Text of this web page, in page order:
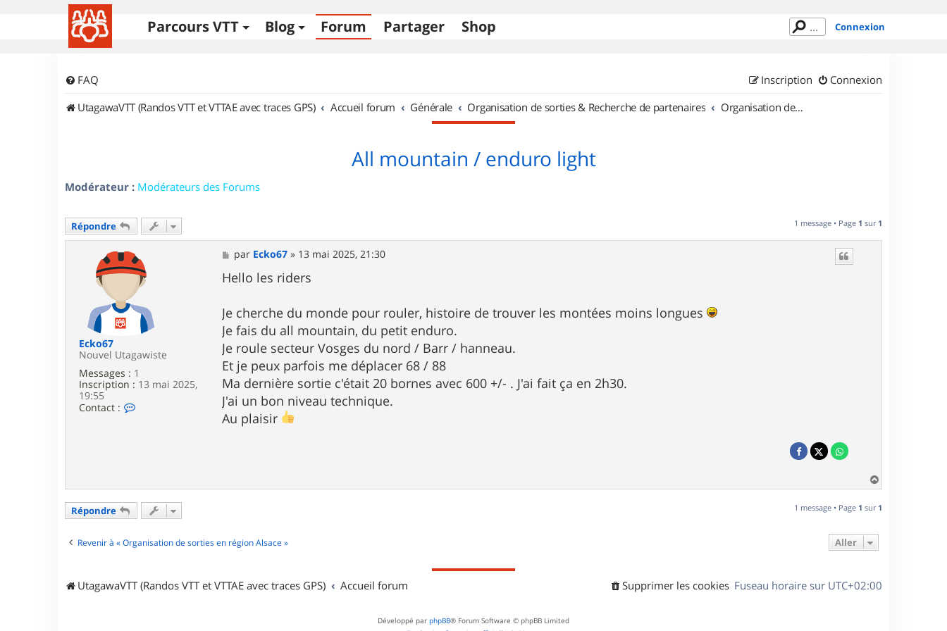
Parcours VTT Blog Forum Partager Shop Connexion
FAQ Connexion
Inscription
UtagawaVTT (Randos VTT et VTTAE avec traces GPS)
Accueil forum Générale Organisation de sorties & Recherche de partenaires Organisation de sorties en région Alsace
All mountain / enduro light
Modérateur : Modérateurs des Forums
Répondre 1 message • Page 1 sur 1
Ecko67
Nouvel Utagawiste
Messages : 1
Inscription : 13 mai 2025,
19:55
Contact :
E
c
o
M
e
s
s
g
e
par Ecko67 » 13 mai 2025, 21:30
Hello les riders
Je cherche du monde pour rouler, histoire de trouver les montées moins longues
Je fais du all mountain, du petit enduro.
Je roule secteur Vosges du nord / Barr / hanneau.
Et je peux parfois me déplacer 68 / 88
Ma dernière sortie c'était 20 bornes avec 600 +/- . J'ai fait ça en 2h30.
J'ai un bon niveau technique.
Au plaisir
a
t
Répondre 1 message • Page 1 sur 1
Revenir à « Organisation de sorties en région Alsace » Aller
UtagawaVTT (Randos VTT et VTTAE avec traces GPS) Accueil forum Fuseau horaire sur UTC+02:00
Supprimer les cookies
Développé par phpBB® Forum Software © phpBB Limited